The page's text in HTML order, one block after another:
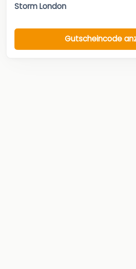
Storm London
Gutscheincode